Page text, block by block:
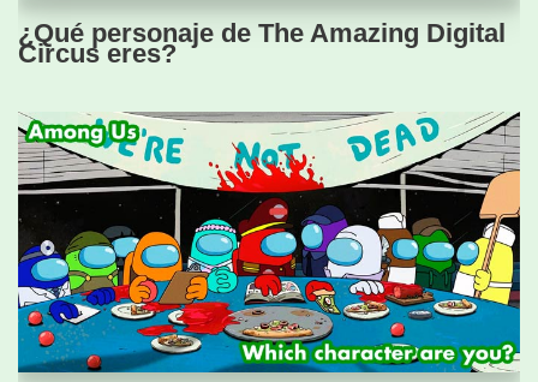
¿Qué personaje de The Amazing Digital
Circus eres?